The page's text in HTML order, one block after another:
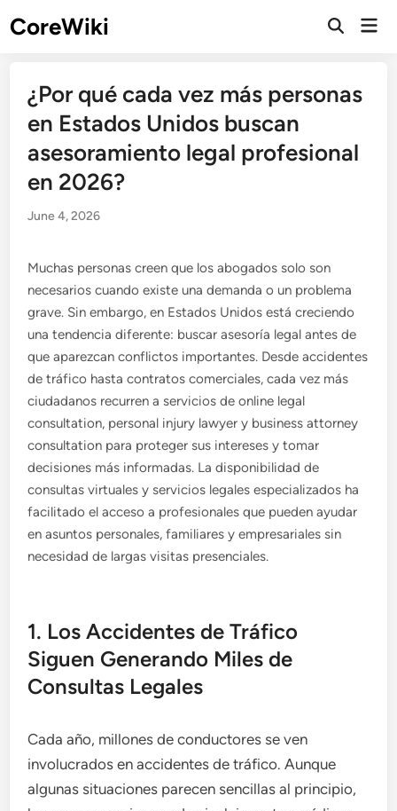
toCoreWiki
Open
¿Por qué cada vez más personas
en Estados Unidos buscan
asesoramiento legal profesional
en 2026?
June 4, 2026
Muchas personas creen que los abogados solo son
necesarios cuando existe una demanda o un problema
grave. Sin embargo, en Estados Unidos está creciendo
una tendencia diferente: buscar asesoría legal antes de
que aparezcan conflictos importantes. Desde accidentes
de tráfico hasta contratos comerciales, cada vez más
ciudadanos recurren a servicios de online legal
consultation, personal injury lawyer y business attorney
consultation para proteger sus intereses y tomar
decisiones más informadas. La disponibilidad de
consultas virtuales y servicios legales especializados ha
facilitado el acceso a profesionales que pueden ayudar
en asuntos personales, familiares y empresariales sin
necesidad de largas visitas presenciales.
1. Los Accidentes de Tráfico
Siguen Generando Miles de
Consultas Legales
Cada año, millones de conductores se ven
involucrados en accidentes de tráfico. Aunque
algunas situaciones parecen sencillas al principio,